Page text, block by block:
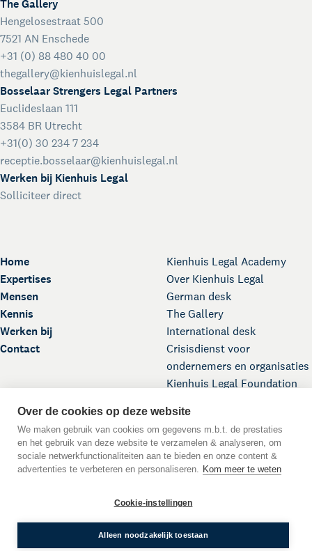
Taal:DEENNL
Home
Expertises
Mensen
Kennis
Werken bij
Contact
Kienhuis Legal Academy
Over Kienhuis Legal
German desk
The Gallery
International desk
Crisisdienst voor
ondernemers en organisaties
Kienhuis Legal Foundation
The Gallery
Hengelosestraat 500
7521 AN Enschede
+31 (0) 88 480 40 00
thegallery@kienhuislegal.nl
Bosselaar Strengers Legal Partners
Euclideslaan 111
3584 BR Utrecht
+31(0) 30 234 7 234
receptie.bosselaar@kienhuislegal.nl
Werken bij Kienhuis Legal
Solliciteer direct
© 2026 Kienhuis Legal
Over de cookies op deze website
We maken gebruik van cookies om gegevens m.b.t. de prestaties
en het gebruik van deze website te verzamelen & analyseren, om
sociale netwerkfunctionaliteiten aan te bieden en onze content &
advertenties te verbeteren en personaliseren. Kom meer te weten
Cookie-instellingen
Alleen noodzakelijk toestaan